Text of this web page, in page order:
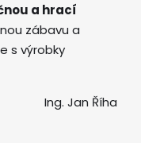
a hrací
zábavu a
s výrobky
Ing. Jan Říha